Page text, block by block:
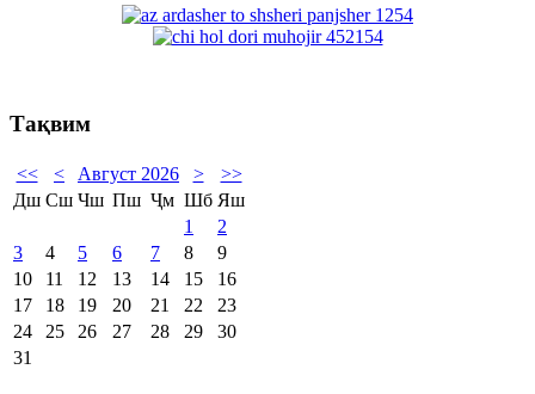
Тақвим
<< < Август 2026 >
>>
Дш Сш Чш Пш Ҷм Шб Яш
1
2
3
4 5 6 7 8
9
10
11 12 13 14 15
16
17
18 19 20 21 22
23
24
25 26 27 28 29
30
31